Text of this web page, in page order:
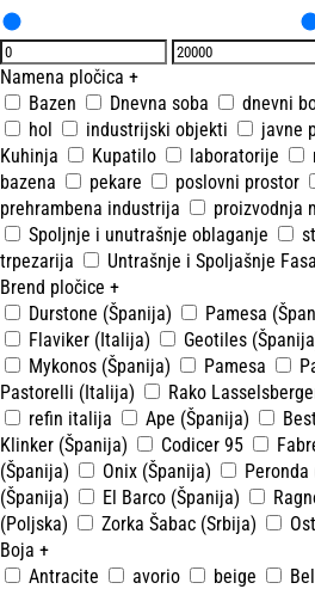
Namena pločica +
Bazen
Dnevna soba dnevni
hol
industrijski objekti javne
Kuhinja
Kupatilo laboratorije
bazena
pekare poslovni prostor
prehrambena industrija
proizvodnja
Spoljnje i unutrašnje oblaganje
trpezarija
Untrašnje i Spoljašnje
Brend pločice +
Durstone (Španija)
Pamesa
Flaviker (Italija)
Geotiles
Mykonos (Španija)
Pamesa
Pastorelli (Italija)
Rako
refin italija
Ape (Španija)
Klinker (Španija)
Codicer 95
(Španija)
Onix (Španija) Peronda
(Španija)
El Barco (Španija)
(Poljska)
Zorka Šabac (Srbija)
Boja +
Antracite
avorio beige